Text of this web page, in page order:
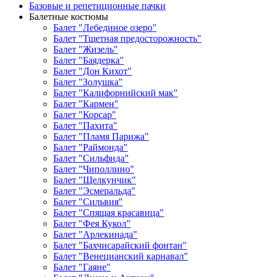
Базовые и репетиционные пачки
Балетные костюмы
Балет "Лебединое озеро"
Балет "Тщетная предосторожность"
Балет "Жизель"
Балет "Баядерка"
Балет "Дон Кихот"
Балет "Золушка"
Балет "Калифорнийский мак"
Балет "Кармен"
Балет "Корсар"
Балет "Пахита"
Балет "Пламя Парижа"
Балет "Раймонда"
Балет "Сильфида"
Балет "Чиполлино"
Балет "Щелкунчик"
Балет "Эсмеральда"
Балет "Сильвия"
Балет "Спящая красавица"
Балет "Фея Кукол"
Балет "Арлекинада"
Балет "Бахчисарайский фонтан"
Балет "Венецианский карнавал"
Балет "Гаяне"